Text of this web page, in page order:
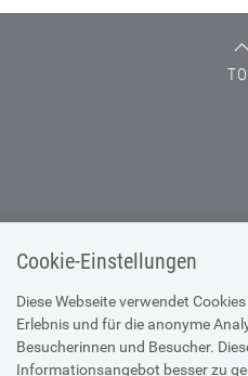
Cookie-Einstellungen
Diese Webseite verwendet
Erlebnis und für die anonyme
Besucherinnen und Besucher.
Informationsangebot besser zu